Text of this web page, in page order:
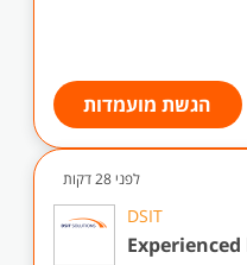
הגשת מועמדות
לפני 28 דקות
DSIT